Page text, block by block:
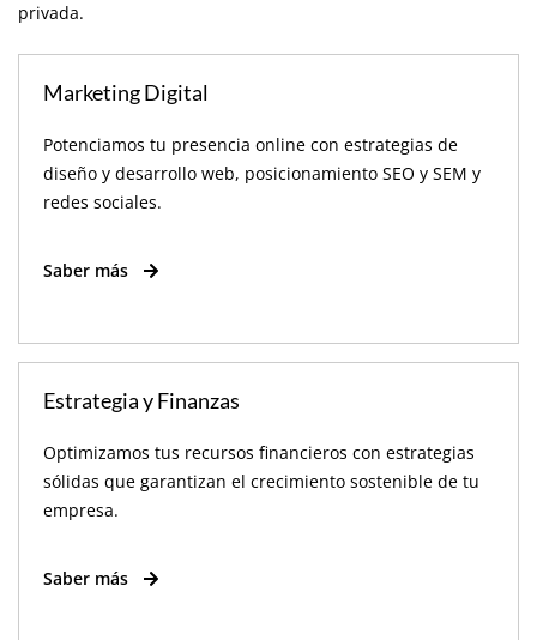
privada.
Marketing Digital
Potenciamos tu presencia online con estrategias de
diseño y desarrollo web, posicionamiento SEO y SEM y
redes sociales.
Saber más
Estrategia y Finanzas
Optimizamos tus recursos financieros con estrategias
sólidas que garantizan el crecimiento sostenible de tu
empresa.
Saber más